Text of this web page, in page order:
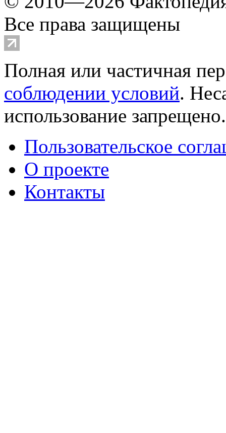
Все права защищены
Полная или частичная
соблюдении условий.
использование
Пользовательское
О проекте
Контакты